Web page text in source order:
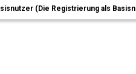
(Die Registrierung als